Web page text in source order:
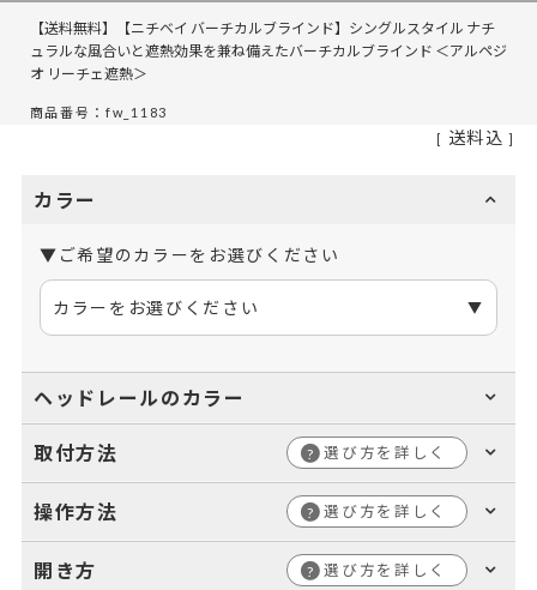
【送料無料】【ニチベイ バーチカルブラインド】シングルスタイル ナチ
ュラルな風合いと遮熱効果を兼ね備えたバーチカルブラインド ＜アルペジ
オ リーチェ遮熱＞
商品番号：fw_1183
送料込
カラー
▼ご希望のカラーをお選びください
カラーをお選びください
ヘッドレールのカラー
取付方法 ? 選び方を詳しく
操作方法 ? 選び方を詳しく
開き方 ? 選び方を詳しく